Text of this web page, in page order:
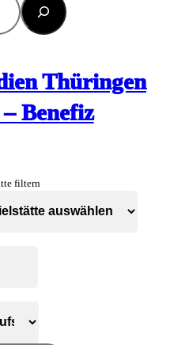
Thüringen
Benefiz
filtern